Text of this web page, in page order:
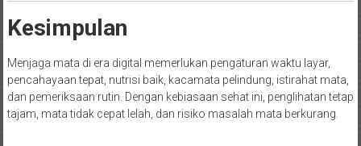
Kesimpulan
Menjaga mata di era digital memerlukan pengaturan waktu layar,
pencahayaan tepat, nutrisi baik, kacamata pelindung, istirahat mata,
dan pemeriksaan rutin. Dengan kebiasaan sehat ini, penglihatan tetap
tajam, mata tidak cepat lelah, dan risiko masalah mata berkurang.